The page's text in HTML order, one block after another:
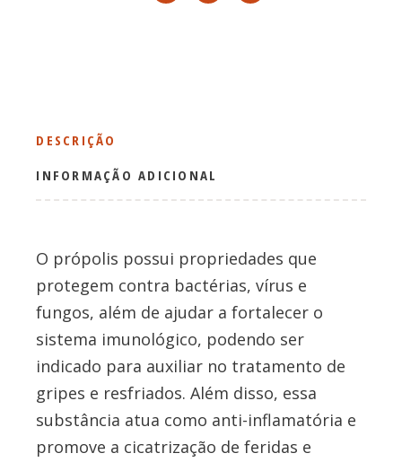
DESCRIÇÃO
INFORMAÇÃO ADICIONAL
O própolis possui propriedades que
protegem contra bactérias, vírus e
fungos, além de ajudar a fortalecer o
sistema imunológico, podendo ser
indicado para auxiliar no tratamento de
gripes e resfriados. Além disso, essa
substância atua como anti-inflamatória e
promove a cicatrização de feridas e